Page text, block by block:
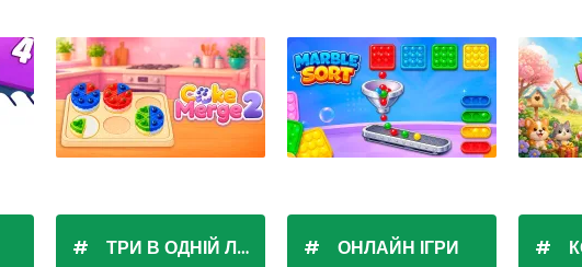
ТРИ В ОДНІЙ ЛІНІЇ ОНЛАЙН ІГРИ